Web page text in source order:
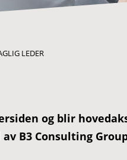
LEDER
og blir
B3 Consulting